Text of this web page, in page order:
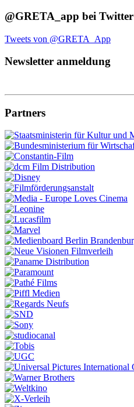
@GRETA_app bei Twitter
Tweets von @GRETA_App
Newsletter anmeldung
Partners